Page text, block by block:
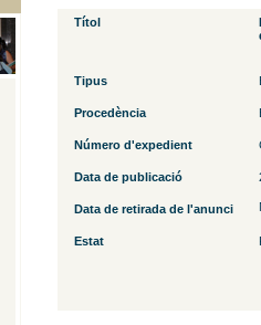
Títol
Tipus
Procedència
Número d'expedient
Data de publicació
Data de retirada de l'anunci
Estat